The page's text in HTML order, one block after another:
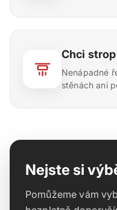
Chci
Nenápadné
stěnách ani
Nejste si
Pomůžeme vám